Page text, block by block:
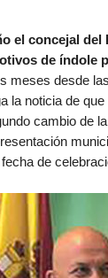
el concejal
de índole
meses desde
la noticia de
cambio de
de